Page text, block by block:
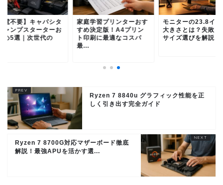
電不要】キャパシタ
ャンプスターターお
め5選｜次世代の
家庭学習プリンターおす
すめ決定版！A4プリン
ト印刷に最適なコスパ
最...
モニターの23.8イン
大きさとは？失敗し
サイズ選びを解説
Ryzen 7 8840u グラフィック性能を正
しく引き出す完全ガイド
Ryzen 7 8700G対応マザーボード徹底
解説！最強APUを活かす選...